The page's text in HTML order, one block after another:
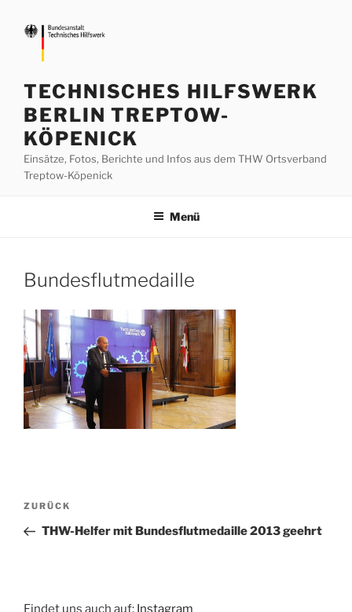
Inhalt
springen
TECHNISCHES HILFSWERK
BERLIN TREPTOW-
KÖPENICK
Einsätze, Fotos, Berichte und Infos aus dem THW Ortsverband
Treptow-Köpenick
Menü
Bundesflutmedaille
Beitragsnavigation
Vorheriger
Beitrag
ZURÜCK
THW-Helfer mit Bundesflutmedaille 2013 geehrt